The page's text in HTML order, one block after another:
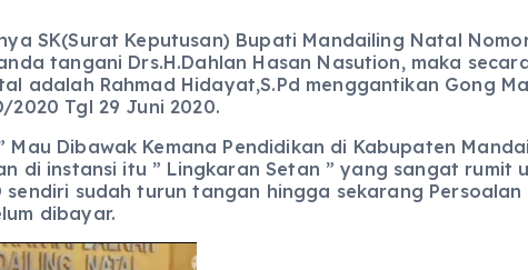
SK(Surat Keputusan) Bupati Mandailing Natal
tangani Drs.H.Dahlan Hasan Nasution, maka
adalah Rahmad Hidayat,S.Pd menggantikan Gong
2020 Tgl 29 Juni 2020.
Mau Dibawak Kemana Pendidikan di Kabupaten
di instansi itu ” Lingkaran Setan ” yang sangat rumit
sendiri sudah turun tangan hingga sekarang
dibayar.